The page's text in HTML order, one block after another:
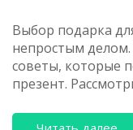
Выбор подарка
непростым
советы, которые
презент.
обратить